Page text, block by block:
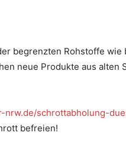
begrenzten Rohstoffe
neue Produkte aus
nrw.de/schrottabholung-
befreien!